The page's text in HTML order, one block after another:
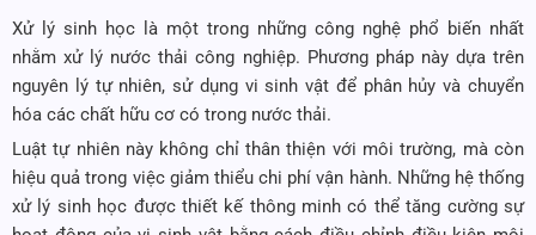
Xử lý sinh học là một trong những công nghệ phổ biến nhất
nhằm xử lý nước thải công nghiệp. Phương pháp này dựa trên
nguyên lý tự nhiên, sử dụng vi sinh vật để phân hủy và chuyển
hóa các chất hữu cơ có trong nước thải.
Luật tự nhiên này không chỉ thân thiện với môi trường, mà còn
hiệu quả trong việc giảm thiểu chi phí vận hành. Những hệ thống
xử lý sinh học được thiết kế thông minh có thể tăng cường sự